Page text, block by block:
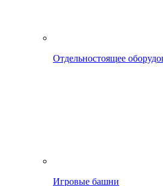
Отдельностоящее
Игровые башни